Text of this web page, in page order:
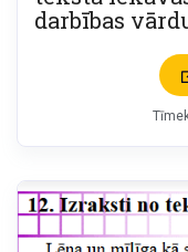
darbības